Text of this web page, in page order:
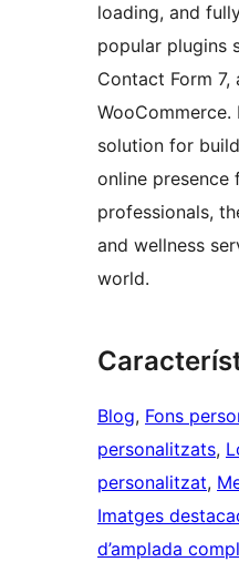
loading, and
popular plugins
Contact Form 7,
WooCommerce.
solution for
online presence
professionals,
and wellness
world.
Blog, Fons
personalitzats,
personalitzat,
Imatges
d’amplada